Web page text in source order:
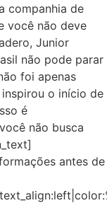
companhia de
você não deve
Junior
não pode parar
foi apenas
o início de
é
não busca
antes de